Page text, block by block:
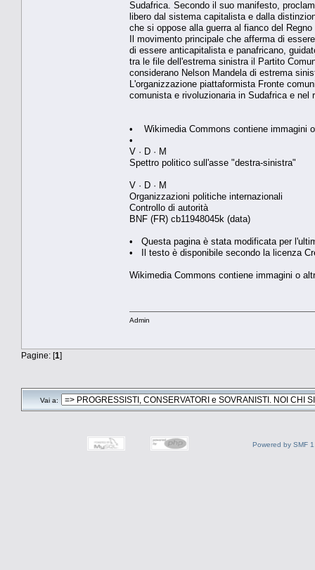
Sudafrica. Secondo il suo manifesto,
libero dal sistema capitalista e dalla
che si oppose alla guerra al fianco del
Il movimento principale che afferma di
di essere anticapitalista e panafricano,
tra le file dell'estrema sinistra il Partito
considerano Nelson Mandela di estrema
L'organizzazione piattaformista Fronte
comunista e rivoluzionaria in Sudafrica e nel
• Wikimedia Commons contiene immagini
•
V · D · M
Spettro politico sull'asse "destra-sinistra"
V · D · M
Organizzazioni politiche internazionali
Controllo di autorità
BNF (FR) cb11948045k (data)
• Questa pagina è stata modificata per
• Il testo è disponibile secondo la licenza
Wikimedia Commons contiene immagini o
Admin
Pagine: [1]
Vai a:
Powered by SMF